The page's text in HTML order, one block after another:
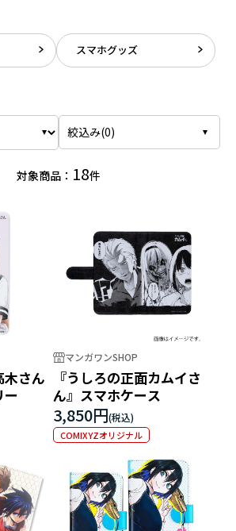
スマホグッズ
絞込み(0)
対象商品： 18件
木さん
ー
マンガワンSHOP
『うしろの正面カムイさ
ん』スマホケース
3,850円
COMIXYZオリジナル